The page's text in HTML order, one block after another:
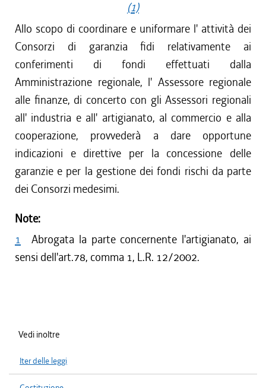
(1)
Allo scopo di coordinare e uniformare l' attività dei
Consorzi di garanzia fidi relativamente ai
conferimenti di fondi effettuati dalla
Amministrazione regionale, l' Assessore regionale
alle finanze, di concerto con gli Assessori regionali
all' industria e all' artigianato, al commercio e alla
cooperazione, provvederà a dare opportune
indicazioni e direttive per la concessione delle
garanzie e per la gestione dei fondi rischi da parte
dei Consorzi medesimi.
Note:
1
Abrogata la parte concernente l'artigianato, ai
sensi dell'art.78, comma 1, L.R. 12/2002.
Vedi inoltre
Iter delle leggi